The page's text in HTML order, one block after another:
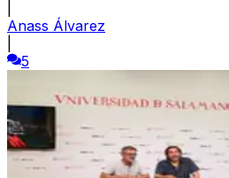
Anass Álvarez
5